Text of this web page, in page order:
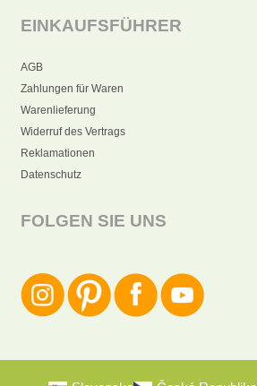
EINKAUFSFÜHRER
AGB
Zahlungen für Waren
Warenlieferung
Widerruf des Vertrags
Reklamationen
Datenschutz
FOLGEN SIE UNS